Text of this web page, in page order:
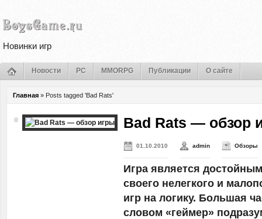
Новинки игр
Новости PC MMORPG Публикации О сайте
Главная » Posts tagged 'Bad Rats'
Bad Rats — обзор
01.10.2010 admin Обзоры
Игра является
своего нелегкого и
игр на логику. Большая
словом «геймер»